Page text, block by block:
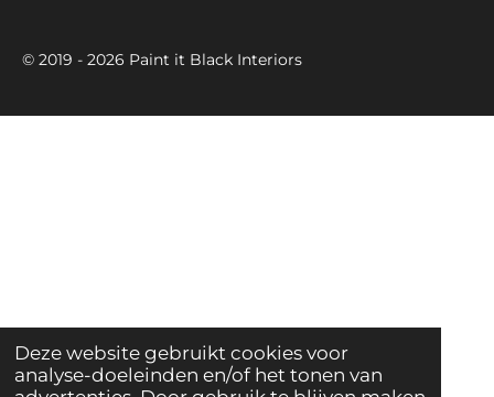
Deze website gebruikt cookies voor
analyse-doeleinden en/of het tonen van
© 2019 - 2026 Paint it Black Interiors